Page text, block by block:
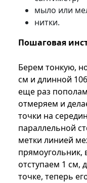
мыло или
нитки.
Пошаговая
Берем тонкую,
см и длинной
еще раз
отмеряем и
точки на
параллельной
метки линией
прямоугольник,
отступаем 1 см,
точке, теперь